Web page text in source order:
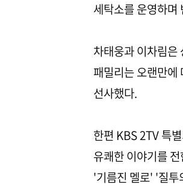
세탁소를 운영하며
차태웅과 이차림은
패밀리는 오랜만에
선사했다.
한편 KBS 2TV 특
유쾌한 이야기를
'기름진 멜로' '질투